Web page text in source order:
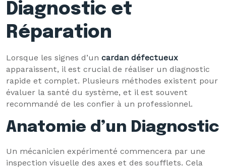
Diagnostic et
Réparation
Lorsque les signes d’un cardan défectueux
apparaissent, il est crucial de réaliser un diagnostic
rapide et complet. Plusieurs méthodes existent pour
évaluer la santé du système, et il est souvent
recommandé de les confier à un professionnel.
Anatomie d’un Diagnostic
Un mécanicien expérimenté commencera par une
inspection visuelle des axes et des soufflets. Cela